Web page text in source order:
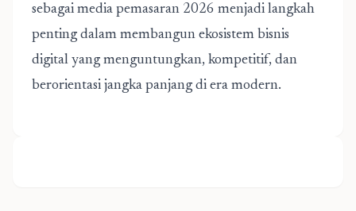
sebagai media pemasaran 2026 menjadi langkah
penting dalam membangun ekosistem bisnis
digital yang menguntungkan, kompetitif, dan
berorientasi jangka panjang di era modern.